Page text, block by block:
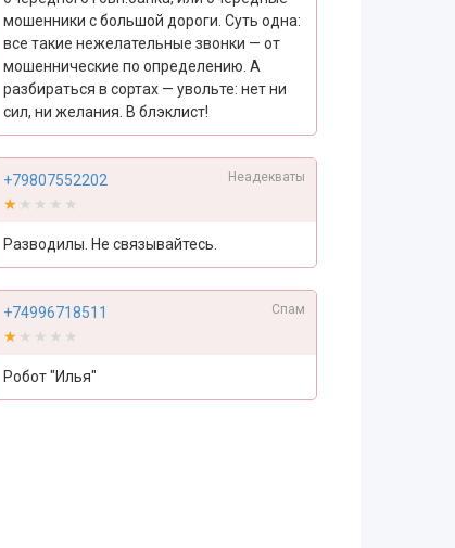
мошенники с большой дороги. Суть одна:
все такие нежелательные звонки — от
мошеннические по определению. А
разбираться в сортах — увольте: нет ни
сил, ни желания. В блэклист!
+79807552202 Неадекваты
★★★★★
★★★★★
Разводилы. Не связывайтесь.
+74996718511 Спам
★★★★★
★★★★★
Робот "Илья"